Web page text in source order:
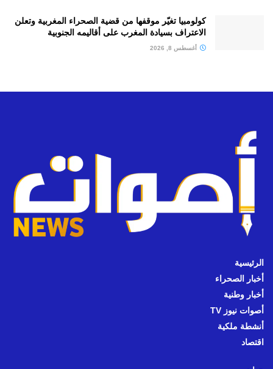
كولومبيا تغيّر موقفها من قضية الصحراء المغربية وتعلن
الاعتراف بسيادة المغرب على أقاليمه الجنوبية
أغسطس 8, 2026
الرئيسية
أخبار الصحراء
أخبار وطنية
أصوات نيوز TV
أنشطة ملكية
اقتصاد